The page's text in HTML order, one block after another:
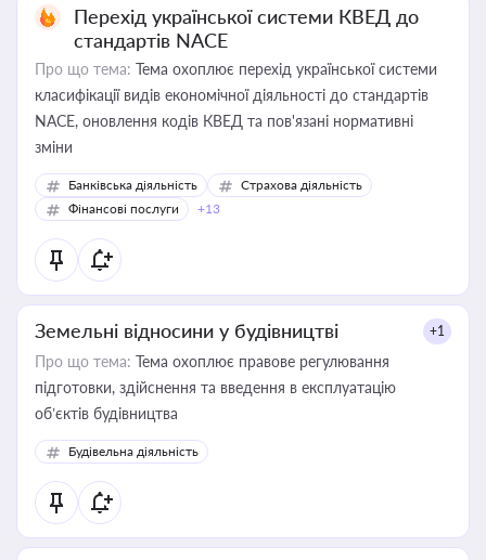
Перехід української системи КВЕД до
стандартів NACE
Про що тема: Тема охоплює перехід української системи
класифікації видів економічної діяльності до стандартів
NACE, оновлення кодів КВЕД та пов'язані нормативні
зміни
Банківська діяльність
Страхова діяльність
Фінансові послуги
+13
Земельні відносини у будівництві +1
Про що тема: Тема охоплює правове регулювання
підготовки, здійснення та введення в експлуатацію
об’єктів будівництва
Будівельна діяльність